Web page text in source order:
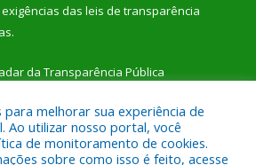
das leis de transparência
da Transparência Pública
para melhorar sua experiência de
Ao utilizar nosso portal, você
de monitoramento de cookies.
sobre como isso é feito, acesse